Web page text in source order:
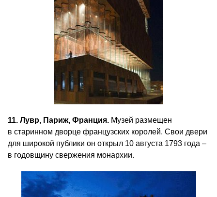
11. Лувр, Париж, Франция. Музей размещен
в старинном дворце французских королей. Свои двери
для широкой публики он открыл 10 августа 1793 года –
в годовщину свержения монархии.